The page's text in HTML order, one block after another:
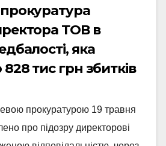
ТОВ в
яка
тис грн збитків
прокуратурою 19 травня
про підозру директорові